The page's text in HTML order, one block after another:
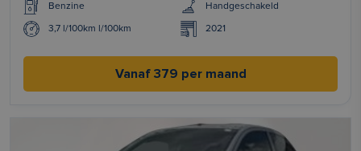
Benzine Handgeschakeld
3,7 l/100km l/100km 2021
Vanaf 379 per maand